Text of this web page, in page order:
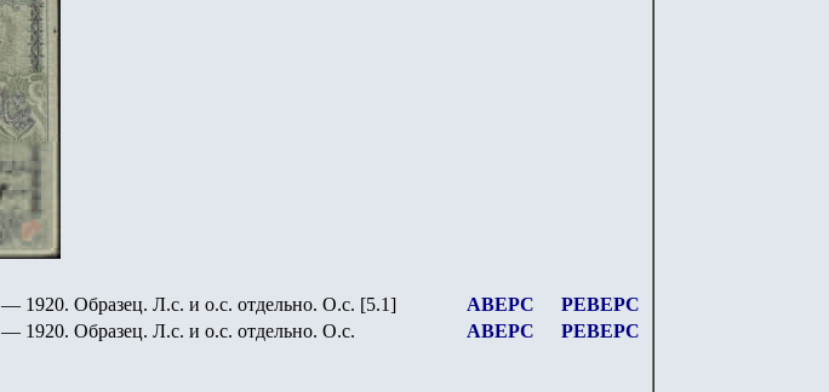
— 1920. Образец. Л.с. и о.с. отдельно. О.с. [5.1] АВЕРС
РЕВЕРС
— 1920. Образец. Л.с. и о.с. отдельно. О.с. АВЕРС РЕВЕРС